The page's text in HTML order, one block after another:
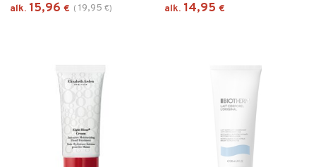
alk. 15,96 € ( 19,95 €) alk. 14,95 €